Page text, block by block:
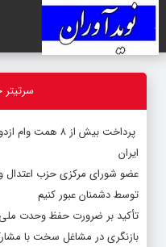
سرتیتر
پرداخت بیش از
ایران
عضو شورای مرکزی حزب اعتدال
توسط دشمنان عبور کنیم
تأکید بر ضرورت حفظ وحدت
بازنگری در مشاغل سخت با